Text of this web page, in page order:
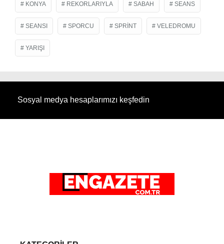
KONYA REKORLARIYLA SABAH SEANS
SEANSI SPORCU SPRINT VELEDROMU
YARIŞI
Sosyal medya hesaplarımızı keşfedin